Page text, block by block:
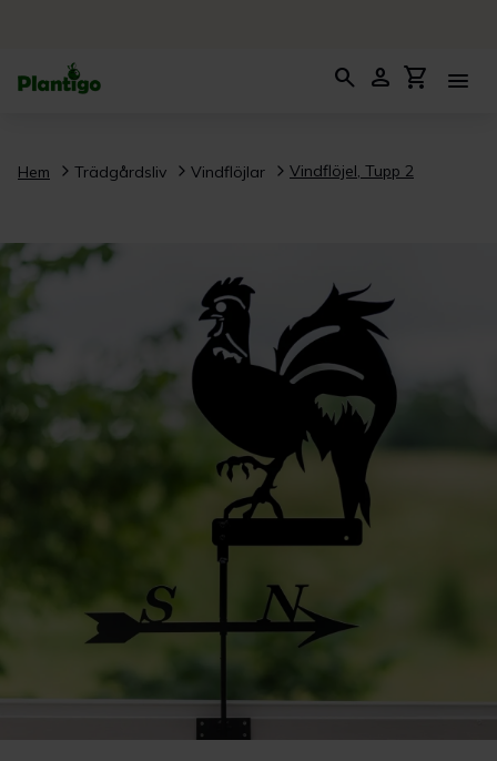
search person shopping_cart menu
Hem Trädgårdsliv Vindflöjlar Vindflöjel, Tupp 2